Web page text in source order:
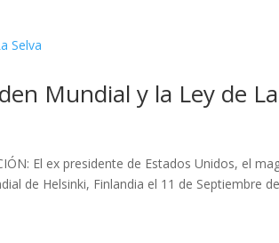
Mundial y la Ley de
El ex presidente de Estados Unidos, el
de Helsinki, Finlandia el 11 de Septiembre